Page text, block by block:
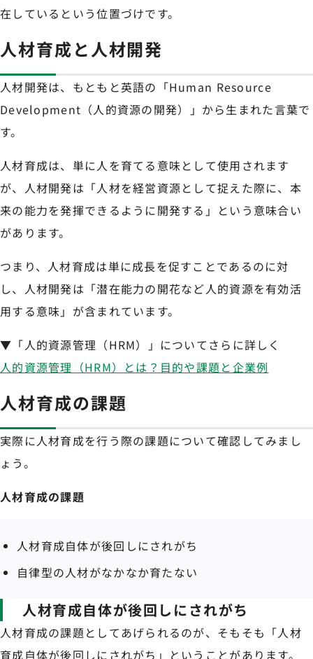
在しているという位置づけです。
人材育成と人材開発
人材開発は、もともと英語の「Human Resource
Development（人的資源の開発）」から生まれた言葉で
す。
人材育成は、単に人を育てる意味として使用されます
が、人材開発は「人材を経営資源として捉えた際に、本
来の能力を発揮できるように開発する」という意味合い
があります。
つまり、人材育成は単に成長を促すことであるのに対
し、人材開発は「潜在能力の開花など人的資源を有効活
用する意味」が含まれています。
▼「人的資源管理（HRM）」についてさらに詳しく
人的資源管理（HRM）とは？目的や課題と企業例
人材育成の課題
実際に人材育成を行う際の課題について確認してみまし
ょう。
人材育成の課題
人材育成自体が後回しにされがち
自律型の人材がなかなか育たない
人材育成自体が後回しにされがち
人材育成の課題としてあげられるのが、そもそも「人材
育成自体が後回しにされがち」ということがあります。